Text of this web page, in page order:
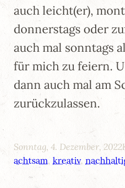
auch leicht(er),
donnerstags oder
auch mal sonntags
für mich zu feiern.
dann auch mal am
zurückzulassen.
Sonntag, 4. Dezember, 2022
achtsam, kreativ,